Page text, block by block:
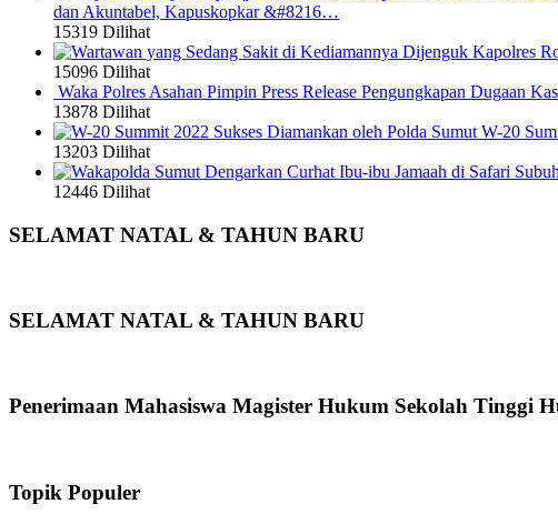
dan Akuntabel, Kapuskopkar &#8216…
15319 Dilihat
15096 Dilihat
Waka Polres Asahan Pimpin Press Release Pengungkapan Dugaan
13878 Dilihat
W-20
13203 Dilihat
12446 Dilihat
SELAMAT NATAL & TAHUN BARU
SELAMAT NATAL & TAHUN BARU
Penerimaan Mahasiswa Magister Hukum Sekolah Tinggi
Topik Populer